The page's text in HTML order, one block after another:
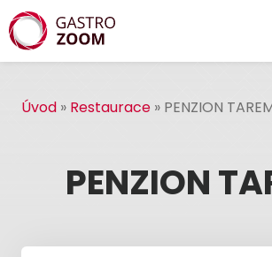
Úvod » Restaurace » PENZION
PENZION